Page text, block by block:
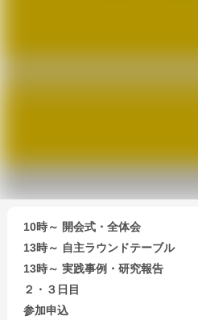
10時～ 開会式・全体会
13時～ 自主ラウンドテーブル
13時～ 実践事例・研究報告
２・３日目
参加申込